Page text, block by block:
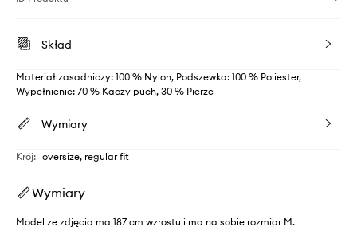
Skład
Materiał zasadniczy: 100 % Nylon, Podszewka: 100 % Poliester,
Wypełnienie: 70 % Kaczy puch, 30 % Pierze
Wymiary
Krój: oversize, regular fit
Wymiary
Model ze zdjęcia ma 187 cm wzrostu i ma na sobie rozmiar M.